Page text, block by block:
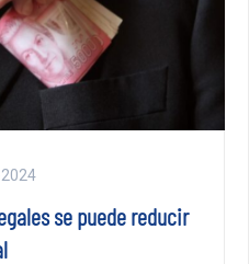
se puede reducir